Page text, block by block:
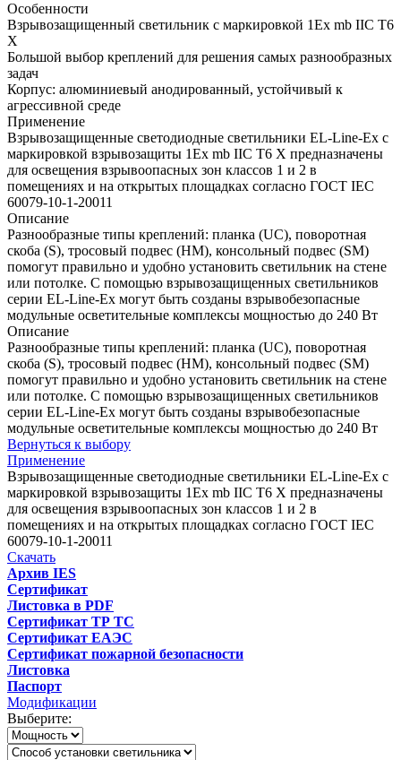
Особенности
Взрывозащищенный светильник с маркировкой 1Ex mb IIС T6
X
Большой выбор креплений для решения самых разнообразных
задач
Корпус: алюминиевый анодированный, устойчивый к
агрессивной среде
Применение
Взрывозащищенные светодиодные светильники EL-Line-Eх с
маркировкой взрывозащиты 1Ex mb IIС T6 X предназначены
для освещения взрывоопасных зон классов 1 и 2 в
помещениях и на открытых площадках согласно ГОСТ IEC
60079-10-1-20011
Описание
Разнообразные типы креплений: планка (UC), поворотная
скоба (S), тросовый подвес (HМ), консольный подвес (SM)
помогут правильно и удобно установить светильник на стене
или потолке. С помощью взрывозащищенных светильников
серии EL-Line-Ex могут быть созданы взрывобезопасные
модульные осветительные комплексы мощностью до 240 Вт
Описание
Разнообразные типы креплений: планка (UC), поворотная
скоба (S), тросовый подвес (HМ), консольный подвес (SM)
помогут правильно и удобно установить светильник на стене
или потолке. С помощью взрывозащищенных светильников
серии EL-Line-Ex могут быть созданы взрывобезопасные
модульные осветительные комплексы мощностью до 240 Вт
Вернуться к выбору
Применение
Взрывозащищенные светодиодные светильники EL-Line-Eх с
маркировкой взрывозащиты 1Ex mb IIС T6 X предназначены
для освещения взрывоопасных зон классов 1 и 2 в
помещениях и на открытых площадках согласно ГОСТ IEC
60079-10-1-20011
Скачать
Архив IES
Сертификат
Листовка в PDF
Сертификат ТР ТС
Сертификат ЕАЭС
Сертификат пожарной безопасности
Листовка
Паспорт
Модификации
Выберите: